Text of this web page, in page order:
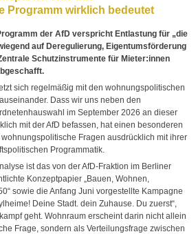
Programm wirklich bedeutet
der AfD verspricht Entlastung für „die
auf Deregulierung, Eigentumsförderung
Schutzinstrumente für Mieter:innen
sich regelmäßig mit den wohnungspolitischen
Dass wir uns neben den
im September 2026 an dieser
mit der AfD befassen, hat einen besonderen
Fragen ausdrücklich mit ihrer
Programmatik.
ist das von der AfD-Fraktion im Berliner
Konzeptpapier „Bauen, Wohnen,
sowie die Anfang Juni vorgestellte Kampagne
Deine Stadt. dein Zuhause. Du zuerst“,
geht. Wohnraum erscheint darin nicht allein
Frage, sondern als Verteilungsfrage zwischen